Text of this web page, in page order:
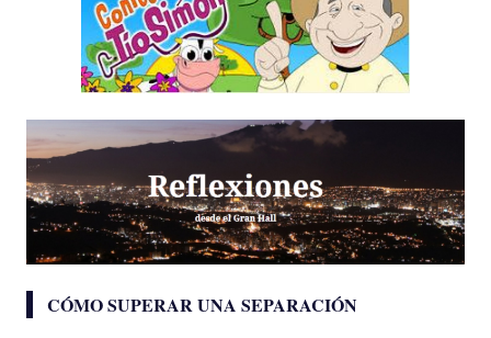
CÓMO SUPERAR UNA SEPARACIÓN